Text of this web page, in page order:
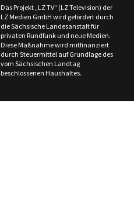
Das Projekt „LZ TV“ (LZ Television) der
LZ Medien GmbH wird gefördert durch
die Sächsische Landesanstalt für
privaten Rundfunk und neue Medien.
Diese Maßnahme wird mitfinanziert
durch Steuermittel auf Grundlage des
vom Sächsischen Landtag
beschlossenen Haushaltes.